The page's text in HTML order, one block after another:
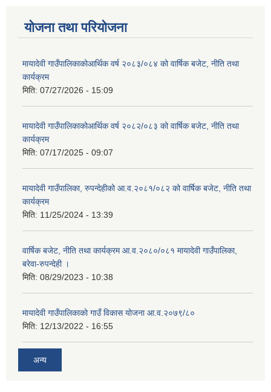
योजना तथा परियोजना
मायादेवी गाउँपालिकाकोआर्थिक वर्ष २०८३/०८४ को वार्षिक बजेट, नीति तथा
कार्यक्रम
मिति: 07/27/2026 - 15:09
मायादेवी गाउँपालिकाकोआर्थिक वर्ष २०८२/०८३ को वार्षिक बजेट, नीति तथा
कार्यक्रम
मिति: 07/17/2025 - 09:07
मायादेवी गाउँपालिका, रुपन्देहीको आ.व.२०८१/०८२ को वार्षिक बजेट, नीति तथा
कार्यक्रम
मिति: 11/25/2024 - 13:39
वार्षिक बजेट, नीति तथा कार्यक्रम आ.व.२०८०/०८१ मायादेवी गाउँपालिका,
बरेवा-रुपन्देही ।
मिति: 08/29/2023 - 10:38
मायादेवी गाउँपालिकाको गाउँ विकास योजना आ.व.२०७९/८०
मिति: 12/13/2022 - 16:55
अन्य